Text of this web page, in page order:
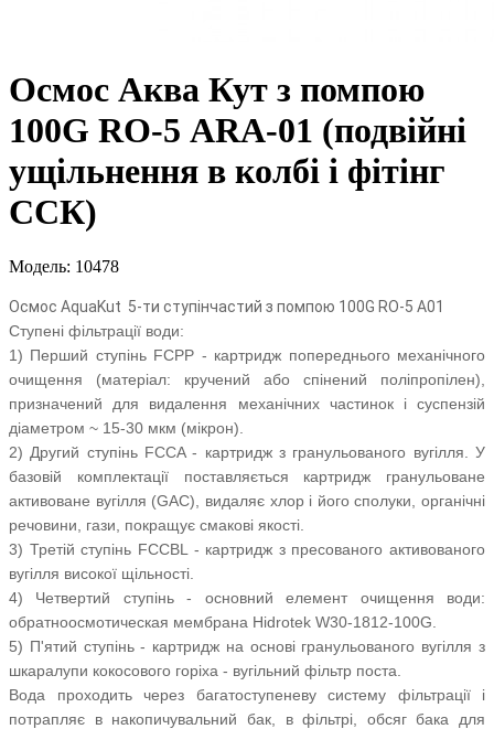
Осмос Аква Кут з помпою
100G RO-5 АRА-01 (подвійні
ущільнення в колбі і фітінг
ССК)
Модель: 10478
Осмос AquaKut 5-ти ступінчастий з помпою 100G RO-5 A01
Ступені фільтрації води:
1) Перший ступінь FCPP - картридж попереднього механічного
очищення (матеріал: кручений або спінений поліпропілен),
призначений для видалення механічних частинок і суспензій
діаметром ~ 15-30 мкм (мікрон).
2) Другий ступінь FCCA - картридж з гранульованого вугілля. У
базовій комплектації поставляється картридж гранульоване
активоване вугілля (GAC), видаляє хлор і його сполуки, органічні
речовини, гази, покращує смакові якості.
3) Третій ступінь FCCBL - картридж з пресованого активованого
вугілля високої щільності.
4) Четвертий ступінь - основний елемент очищення води:
обратноосмотическая мембрана Hidrotek W30-1812-100G.
5) П'ятий ступінь - картридж на основі гранульованого вугілля з
шкаралупи кокосового горіха - вугільний фільтр поста.
Вода проходить через багатоступеневу систему фільтрації і
потрапляє в накопичувальний бак, в фільтрі, обсяг бака для